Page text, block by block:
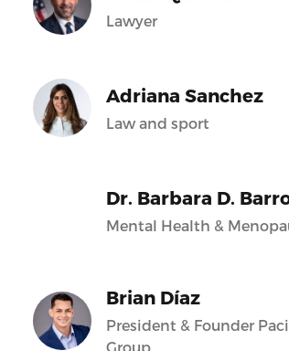
Lawyer
Adriana Sanchez
Law and sport
Dr. Barbara D.
Mental Health &
Brian Díaz
President & Founder
Group